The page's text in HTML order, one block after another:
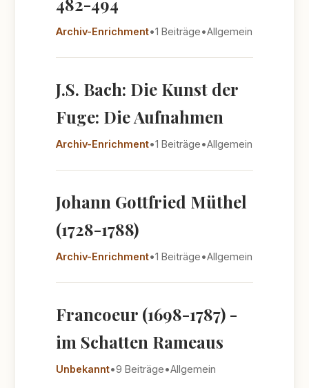
Archiv-Enrichment•1 Beiträge•Allgemein
J.S. Bach: Die Kunst der
Fuge: Die Aufnahmen
Archiv-Enrichment•1 Beiträge•Allgemein
Johann Gottfried Müthel
(1728-1788)
Archiv-Enrichment•1 Beiträge•Allgemein
Francoeur (1698-1787) -
im Schatten Rameaus
Unbekannt•9 Beiträge•Allgemein